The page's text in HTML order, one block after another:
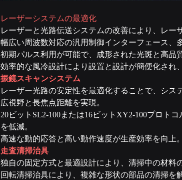
レーザーシステムの最適化
レーザーと光路伝送システムの改善により、レー
幅広い周波数対応の汎用制御インターフェース、
初期パルス利用が可能で、成形された光斑と高品
効率的な風冷設計により設置と設計が簡便化され
振鏡スキャンシステム
レーザー光路の安定性を最適化することで、シス
広視野と長焦点距離を実現。
20ビットSL2-100または16ビットXY2-100プロト
を低減。
高速な動的応答と高い動作速度が生産効率を向上。
走査清掃治具
独自の固定方式と最適設計により、清掃中の材料
回転清掃治具により、複雑な形状の部品の清掃を